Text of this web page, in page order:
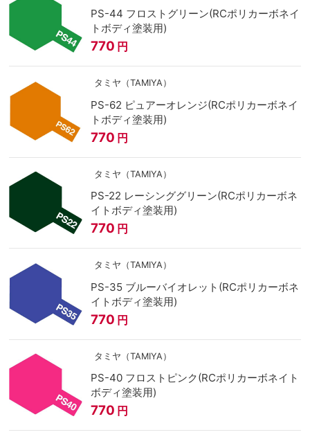
PS-44 フロストグリーン(RCポリカーボネイ
トボディ塗装用)
770 円
タミヤ（TAMIYA）
PS-62 ピュアーオレンジ(RCポリカーボネイ
トボディ塗装用)
770 円
タミヤ（TAMIYA）
PS-22 レーシンググリーン(RCポリカーボネ
イトボディ塗装用)
770 円
タミヤ（TAMIYA）
PS-35 ブルーバイオレット(RCポリカーボネ
イトボディ塗装用)
770 円
タミヤ（TAMIYA）
PS-40 フロストピンク(RCポリカーボネイト
ボディ塗装用)
770 円